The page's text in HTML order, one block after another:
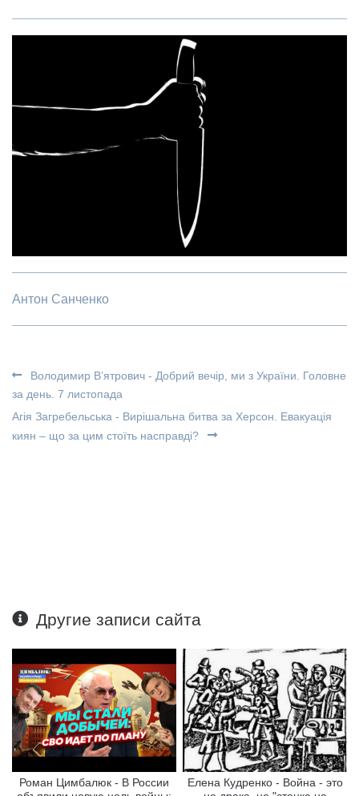
Антон Санченко
Володимир В’ятрович - Добрий вечір, ми з України. Головне
за день. 7 листопада
Агія Загребельська - Вирішальна битва за Херсон. Евакуація
киян – що за цим стоїть насправді?
Другие записи сайта
Роман Цимбалюк - В России
Елена Кудренко - Война - это